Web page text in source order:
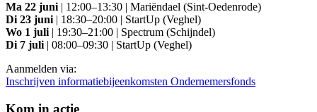
Ma 22 juni | 12:00–13:30 | Mariëndael (Sint‑Oedenrode)
Di 23 juni | 18:30–20:00 | StartUp (Veghel)
Wo 1 juli | 19:30–21:00 | Spectrum (Schijndel)
Di 7 juli | 08:00–09:30 | StartUp (Veghel)
Aanmelden via:
Inschrijven informatiebijeenkomsten Ondernemersfonds
Kom in actie